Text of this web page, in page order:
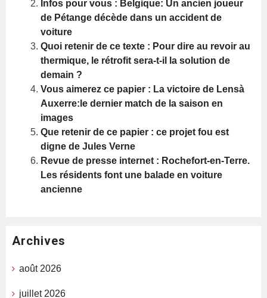
Infos pour vous : Belgique: Un ancien joueur
de Pétange décède dans un accident de
voiture
Quoi retenir de ce texte : Pour dire au revoir au
thermique, le rétrofit sera-t-il la solution de
demain ?
Vous aimerez ce papier : La victoire de Lensà
Auxerre:le dernier match de la saison en
images
Que retenir de ce papier : ce projet fou est
digne de Jules Verne
Revue de presse internet : Rochefort-en-Terre.
Les résidents font une balade en voiture
ancienne
Archives
août 2026
juillet 2026